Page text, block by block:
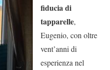
fiducia di
tapparelle,
Eugenio, con oltre
vent’anni di
esperienza nel